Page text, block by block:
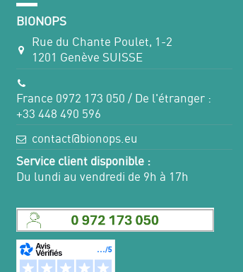
BIONOPS
Rue du Chante Poulet, 1-2
1201 Genève SUISSE
France 0972 173 050 / De l'étranger :
+33 448 490 596
contact@bionops.eu
Service client disponible :
Du lundi au vendredi de 9h à 17h